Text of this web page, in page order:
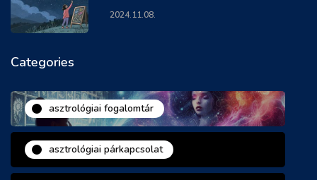
2024.11.08.
Categories
asztrológiai fogalomtár
asztrológiai párkapcsolat